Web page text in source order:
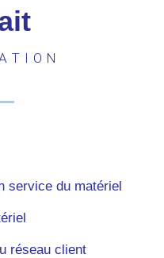
service du matériel
réseau client